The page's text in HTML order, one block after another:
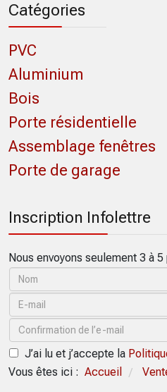
Catégories
PVC
Aluminium
Bois
Porte résidentielle
Assemblage fenêtres
Porte de garage
Inscription Infolettre
Nous envoyons seulement 3 à
J’ai lu et j’accepte la
Vous êtes ici : Accueil /